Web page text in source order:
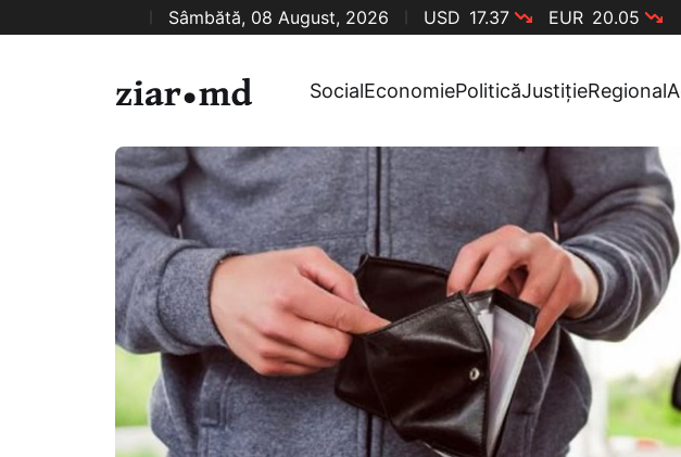
Sâmbătă, 08 August, 2026 USD 17.37 EUR 20.05
SocialEconomiePoliticăJustițieRegional